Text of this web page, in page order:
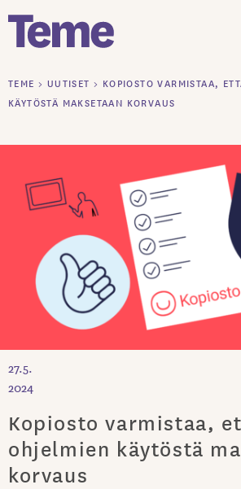
Siirry
sisältöön
TEME > UUTISET > KOPIOSTO VARMISTAA,
KÄYTÖSTÄ MAKSETAAN KORVAUS
27.5.
2024
Kopiosto varmistaa,
ohjelmien käytöstä
korvaus